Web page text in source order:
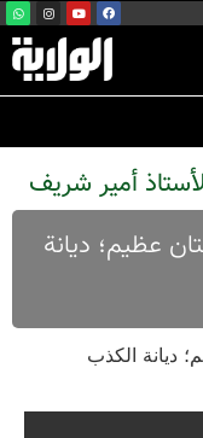
عظيم؛ ديانة
ديانة الكذب